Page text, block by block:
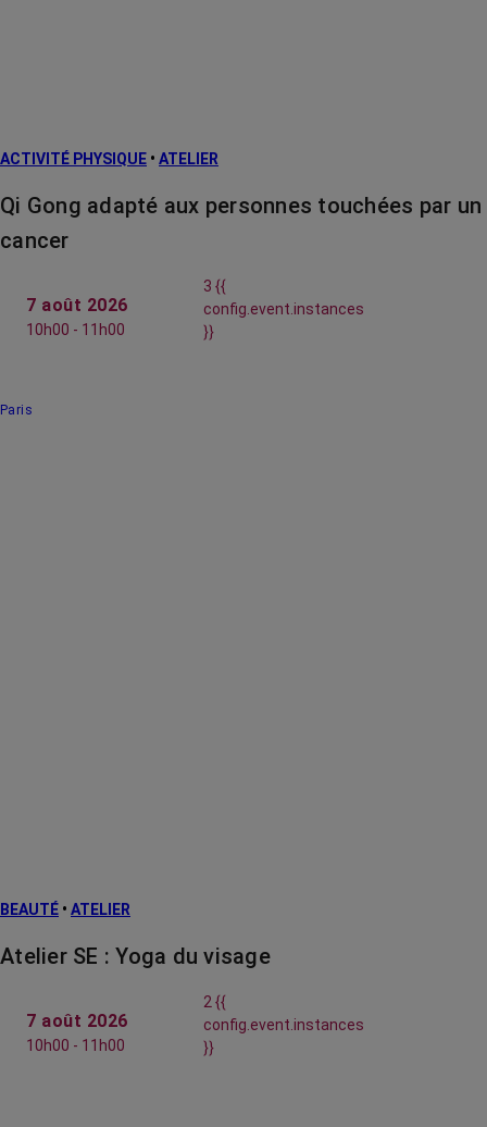
ACTIVITÉ PHYSIQUE • ATELIER
Qi Gong adapté aux personnes touchées par un
cancer
7 août 2026
10h00 - 11h00
3 {{
config.event.instances
}}
Paris
BEAUTÉ • ATELIER
Atelier SE : Yoga du visage
7 août 2026
10h00 - 11h00
2 {{
config.event.instances
}}